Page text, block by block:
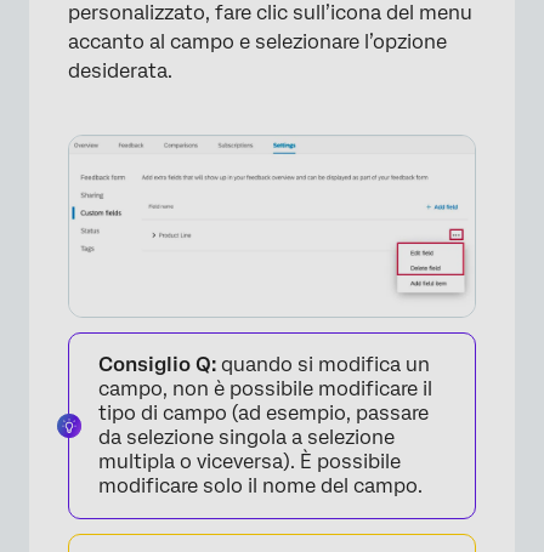
personalizzato, fare clic sull’icona del menu
accanto al campo e selezionare l’opzione
desiderata.
Consiglio Q: quando si modifica un
campo, non è possibile modificare il
tipo di campo (ad esempio, passare
da selezione singola a selezione
multipla o viceversa). È possibile
modificare solo il nome del campo.